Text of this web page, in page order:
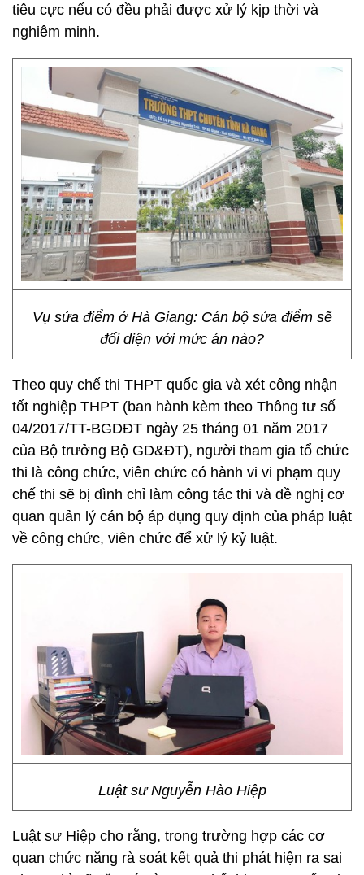
tiêu cực nếu có đều phải được xử lý kịp thời và
nghiêm minh.
Vụ sửa điểm ở Hà Giang: Cán bộ sửa điểm sẽ
đối diện với mức án nào?
Theo quy chế thi THPT quốc gia và xét công nhận
tốt nghiệp THPT (ban hành kèm theo Thông tư số
04/2017/TT-BGDĐT ngày 25 tháng 01 năm 2017
của Bộ trưởng Bộ GD&ĐT), người tham gia tổ chức
thi là công chức, viên chức có hành vi vi phạm quy
chế thi sẽ bị đình chỉ làm công tác thi và đề nghị cơ
quan quản lý cán bộ áp dụng quy định của pháp luật
về công chức, viên chức để xử lý kỷ luật.
Luật sư Nguyễn Hào Hiệp
Luật sư Hiệp cho rằng, trong trường hợp các cơ
quan chức năng rà soát kết quả thi phát hiện ra sai